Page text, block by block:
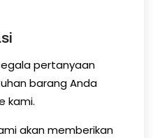
pertanyaan
barang Anda
kami.
akan memberikan